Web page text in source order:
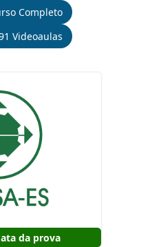
Completo
Videoaulas
da prova